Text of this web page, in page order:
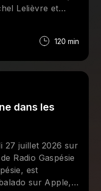
Lelièvre et
de Rick
le lutteur 120 min
dans les
27 juillet 2026 sur
Radio Gaspésie
est
sur Apple,